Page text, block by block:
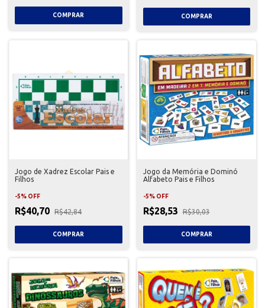
Jogo de Xadrez Escolar Pais e
Filhos
-5% OFF
R$40,70 R$42,84
Jogo da Memória e Dominó
Alfabeto Pais e Filhos
-5% OFF
R$28,53 R$30,03